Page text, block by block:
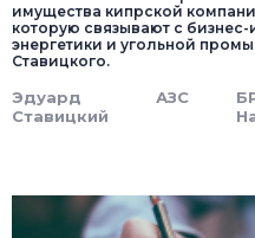
имущества кипрской
которую связывают с
энергетики и угольной
Ставицкого.
Эдуард
Ставицкий
АЗС